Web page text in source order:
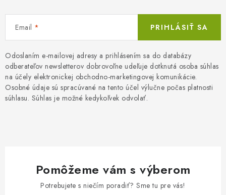
Email
Odoslaním e-mailovej adresy a prihlásením sa do databázy
odberateľov newsletterov dobrovoľne udeľuje dotknutá osoba súhlas
na účely elektronickej obchodno-marketingovej komunikácie.
Osobné údaje sú spracúvané na tento účel výlučne počas platnosti
súhlasu. Súhlas je možné kedykoľvek odvolať.
PRIHLÁSIŤ SA
Pomôžeme vám s výberom
Potrebujete s niečím poradiť? Sme tu pre vás!